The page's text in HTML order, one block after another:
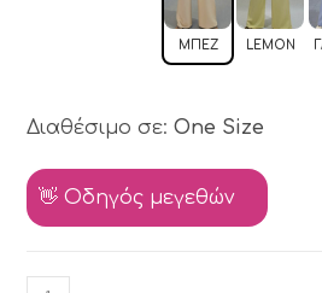
ΜΠΕΖ LEMON
Διαθέσιμο σε:One Size
👋 Οδηγός μεγεθών